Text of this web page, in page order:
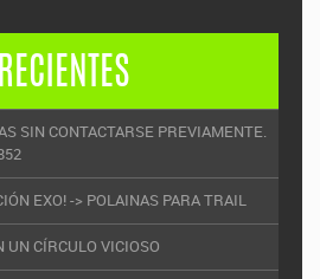
SIN CONTACTARSE PREVIAMENTE.
EXO! -> POLAINAS PARA TRAIL
UN CÍRCULO VICIOSO